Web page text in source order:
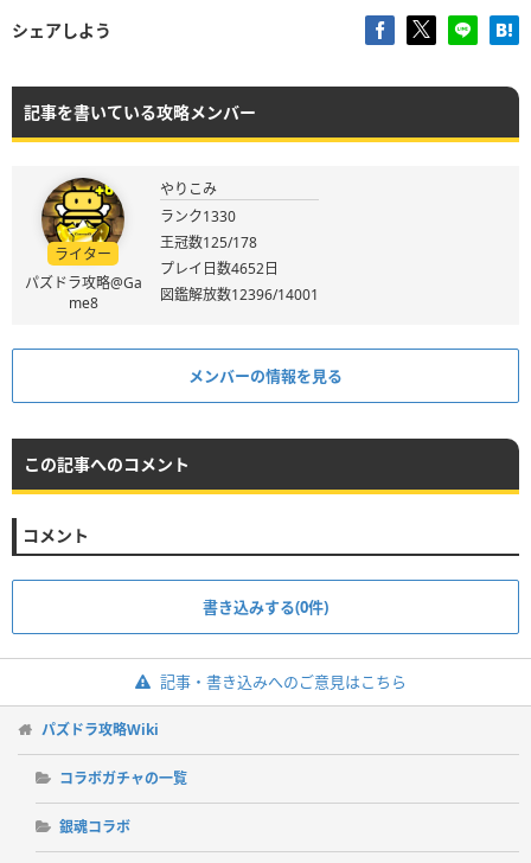
シェアしよう
記事を書いている攻略メンバー
ライター
パズドラ攻略@Ga
me8
やりこみ
ランク1330
王冠数125/178
プレイ日数4652日
図鑑解放数12396/14001
メンバーの情報を見る
この記事へのコメント
コメント
書き込みする(0件)
記事・書き込みへのご意見はこちら
パズドラ攻略Wiki
コラボガチャの一覧
銀魂コラボ